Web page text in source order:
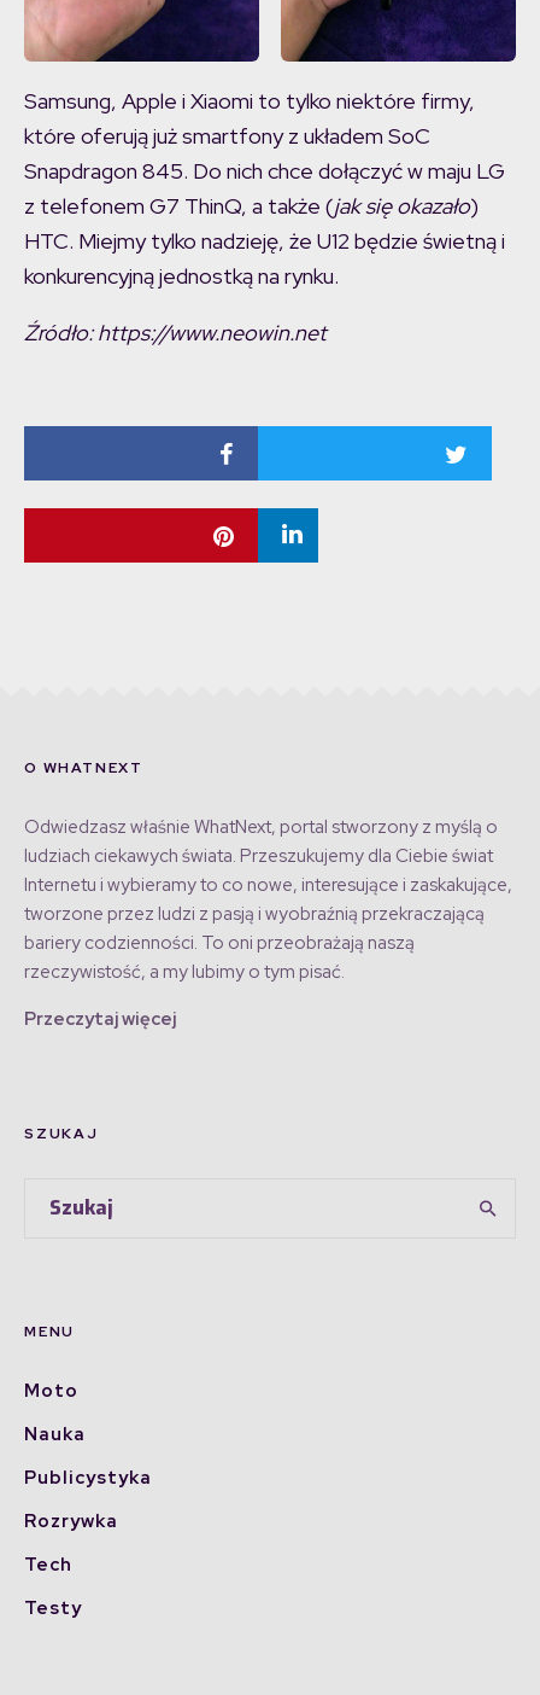
Samsung, Apple i Xiaomi to tylko niektóre firmy,
które oferują już smartfony z układem SoC
Snapdragon 845. Do nich chce dołączyć w maju LG
z telefonem G7 ThinQ, a także (jak się okazało)
HTC. Miejmy tylko nadzieję, że U12 będzie świetną i
konkurencyjną jednostką na rynku.
Źródło: https://www.neowin.net
O WHATNEXT
Odwiedzasz właśnie WhatNext, portal stworzony z myślą o
ludziach ciekawych świata. Przeszukujemy dla Ciebie świat
Internetu i wybieramy to co nowe, interesujące i zaskakujące,
tworzone przez ludzi z pasją i wyobraźnią przekraczającą
bariery codzienności. To oni przeobrażają naszą
rzeczywistość, a my lubimy o tym pisać.
Przeczytaj więcej
SZUKAJ
MENU
Moto
Nauka
Publicystyka
Rozrywka
Tech
Testy